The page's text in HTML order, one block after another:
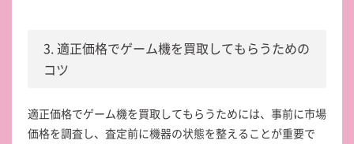
3. 適正価格でゲーム機を買取してもらうための
コツ
適正価格でゲーム機を買取してもらうためには、事前に市場
価格を調査し、査定前に機器の状態を整えることが重要で